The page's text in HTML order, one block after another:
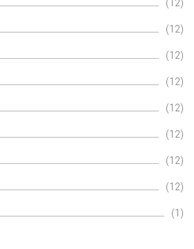
(12)
(12)
(12)
(12)
(12)
(12)
(12)
(12)
(1)